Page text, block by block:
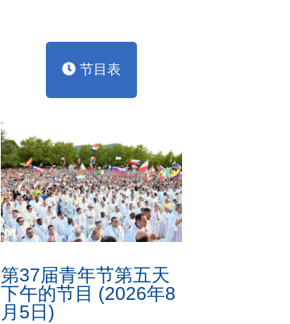
节目表
第37届青年节第五天
下午的节目 (2026年8
月5日)